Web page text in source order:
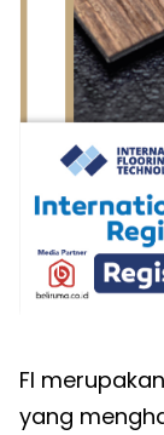
FI
yang